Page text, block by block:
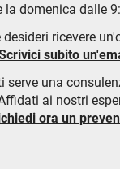
la domenica dalle
desideri ricevere
subito
serve una
ai nostri
ora un